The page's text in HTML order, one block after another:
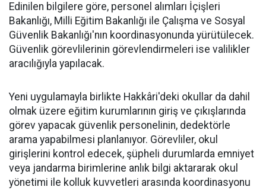
Edinilen bilgilere göre, personel alımları İçişleri
Bakanlığı, Milli Eğitim Bakanlığı ile Çalışma ve Sosyal
Güvenlik Bakanlığı'nın koordinasyonunda yürütülecek.
Güvenlik görevlilerinin görevlendirmeleri ise valilikler
aracılığıyla yapılacak.
Yeni uygulamayla birlikte Hakkâri'deki okullar da dahil
olmak üzere eğitim kurumlarının giriş ve çıkışlarında
görev yapacak güvenlik personelinin, dedektörle
arama yapabilmesi planlanıyor. Görevliler, okul
girişlerini kontrol edecek, şüpheli durumlarda emniyet
veya jandarma birimlerine anlık bilgi aktararak okul
yönetimi ile kolluk kuvvetleri arasında koordinasyonu